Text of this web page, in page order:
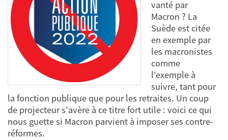
vanté par
Macron ? La
Suède est citée
en exemple par
les macronistes
comme
l'exemple à
suivre, tant pour
la fonction publique que pour les retraites. Un coup
de projecteur s'avère à ce titre fort utile : voici ce qui
nous guette si Macron parvient à imposer ses contre-
réformes.